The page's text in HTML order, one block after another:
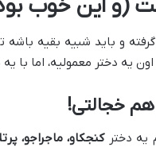
(و این خوب
و باید شبیه بقیه
یه دختر معمولیه، اما با
خجالتی!
یه دخترکنجکاو، ماجراجو،